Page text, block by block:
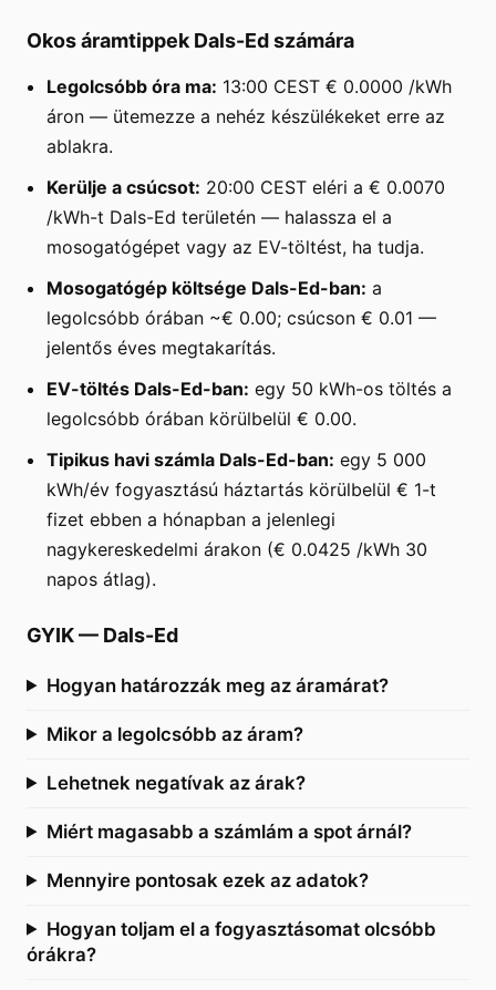
Okos áramtippek Dals-Ed számára
Legolcsóbb óra ma: 13:00 CEST € 0.0000 /kWh
áron — ütemezze a nehéz készülékeket erre az
ablakra.
Kerülje a csúcsot: 20:00 CEST eléri a € 0.0070
/kWh-t Dals-Ed területén — halassza el a
mosogatógépet vagy az EV-töltést, ha tudja.
Mosogatógép költsége Dals-Ed-ban: a
legolcsóbb órában ~€ 0.00; csúcson € 0.01 —
jelentős éves megtakarítás.
EV-töltés Dals-Ed-ban: egy 50 kWh-os töltés a
legolcsóbb órában körülbelül € 0.00.
Tipikus havi számla Dals-Ed-ban: egy 5 000
kWh/év fogyasztású háztartás körülbelül € 1-t
fizet ebben a hónapban a jelenlegi
nagykereskedelmi árakon (€ 0.0425 /kWh 30
napos átlag).
GYIK— Dals-Ed
Hogyan határozzák meg az áramárat?
Mikor a legolcsóbb az áram?
Lehetnek negatívak az árak?
Miért magasabb a számlám a spot árnál?
Mennyire pontosak ezek az adatok?
Hogyan toljam el a fogyasztásomat olcsóbb
órákra?